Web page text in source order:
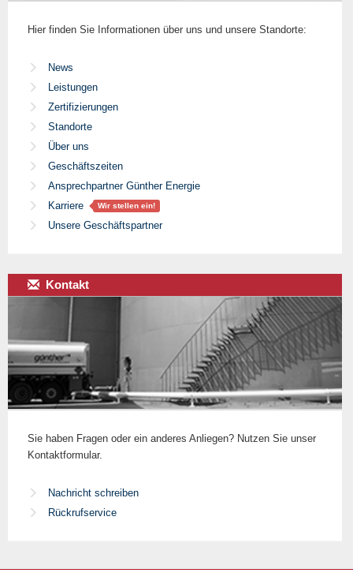
Hier finden Sie Informationen über uns und unsere Standorte:
News
Leistungen
Zertifizierungen
Standorte
Über uns
Geschäftszeiten
Ansprechpartner Günther Energie
Karriere
Wir stellen ein!
Unsere Geschäftspartner
Kontakt
Sie haben Fragen oder ein anderes Anliegen? Nutzen Sie unser
Kontaktformular.
Nachricht schreiben
Rückrufservice